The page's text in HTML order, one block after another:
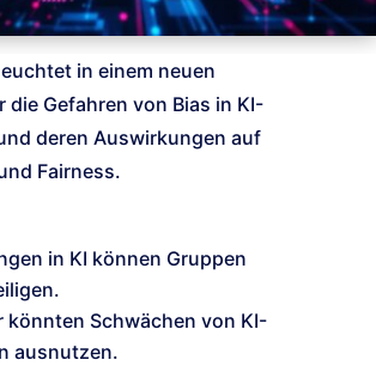
in einem neuen
die Gefahren von Bias in KI-
deren Auswirkungen auf
Fairness.
in KI können Gruppen
könnten Schwächen von KI-
ausnutzen.